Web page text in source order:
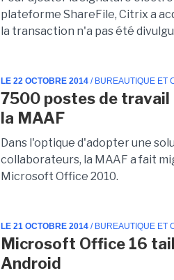
plateforme ShareFile, Citrix a
la transaction n'a pas été
LE 22 OCTOBRE 2014 / BUREAUTIQUE ET
7500 postes de
la MAAF
Dans l'optique d'adopter une
collaborateurs, la MAAF a fait
Microsoft Office 2010.
LE 21 OCTOBRE 2014 / BUREAUTIQUE ET
Microsoft Office 16
Android